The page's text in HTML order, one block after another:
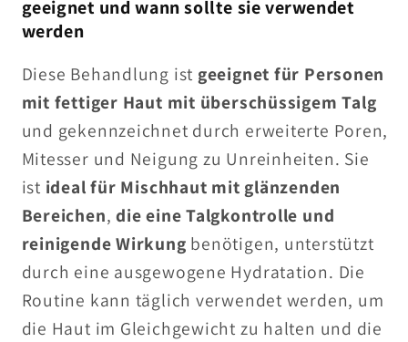
geeignet und wann sollte sie verwendet
werden
Diese Behandlung ist geeignet für Personen
mit fettiger Haut mit überschüssigem Talg
und gekennzeichnet durch erweiterte Poren,
Mitesser und Neigung zu Unreinheiten. Sie
ist ideal für Mischhaut mit glänzenden
Bereichen,die eine Talgkontrolle und
reinigende Wirkung benötigen, unterstützt
durch eine ausgewogene Hydratation. Die
Routine kann täglich verwendet werden, um
die Haut im Gleichgewicht zu halten und die